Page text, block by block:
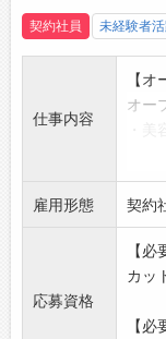
契約社員 未経験者
仕事内容
【
オー
*ブ
して
スタ
*就
※他
変更
雇用形態 契約
応募資格
【必
カッ
【